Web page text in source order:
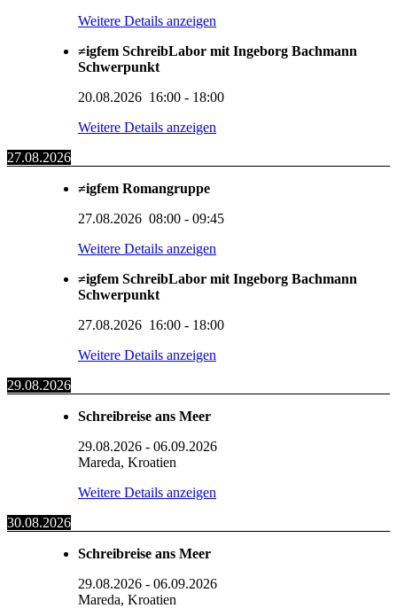
Weitere Details anzeigen
≠igfem SchreibLabor mit Ingeborg Bachmann
Schwerpunkt
20.08.2026 16:00 - 18:00
Weitere Details anzeigen
27.08.2026
≠igfem Romangruppe
27.08.2026 08:00 - 09:45
Weitere Details anzeigen
≠igfem SchreibLabor mit Ingeborg Bachmann
Schwerpunkt
27.08.2026 16:00 - 18:00
Weitere Details anzeigen
29.08.2026
Schreibreise ans Meer
29.08.2026 - 06.09.2026
Mareda, Kroatien
Weitere Details anzeigen
30.08.2026
Schreibreise ans Meer
29.08.2026 - 06.09.2026
Mareda, Kroatien